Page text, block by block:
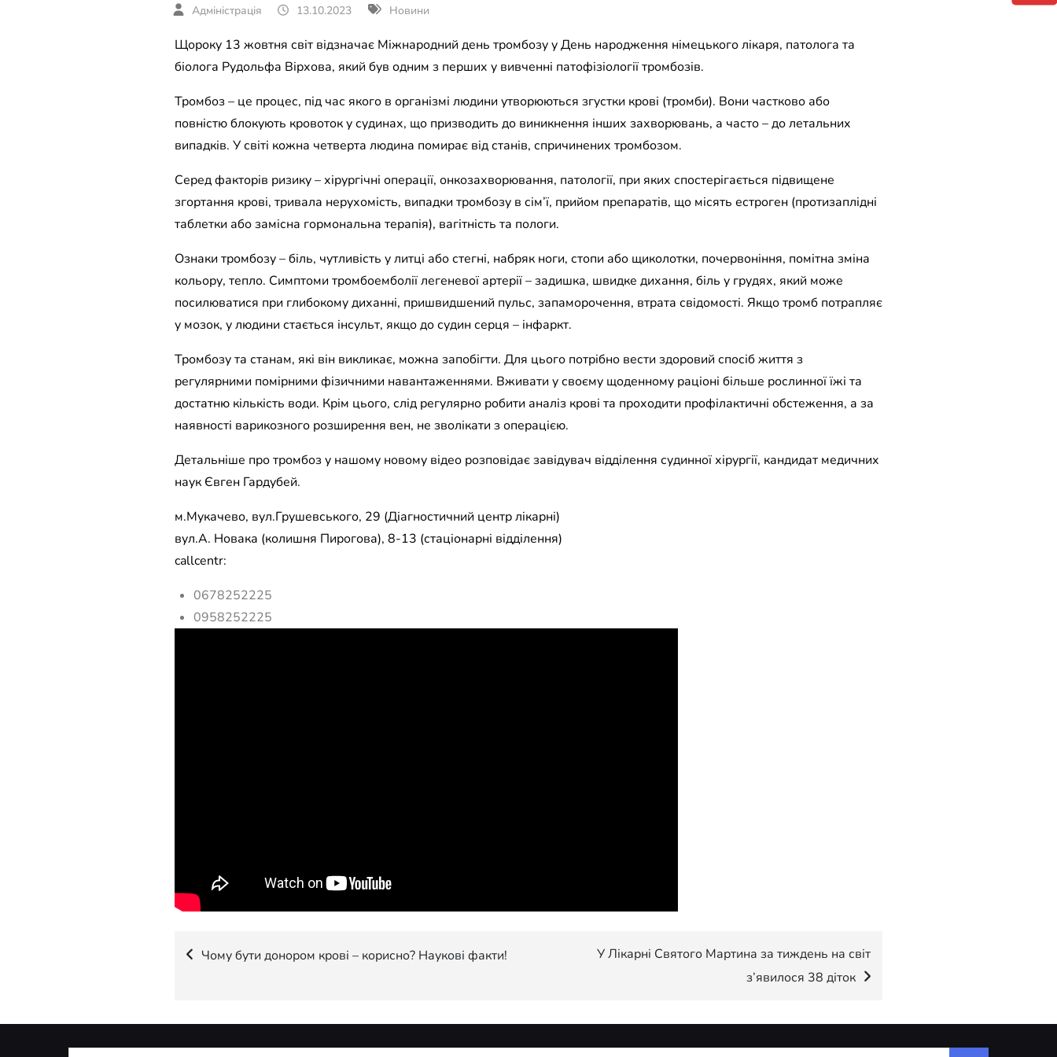
13.10.2023 Новини
Щороку 13 жовтня світ відзначає Міжнародний день тромбозу у День народження німецького лікаря, патолога та
біолога Рудольфа Вірхова, який був одним з перших у вивченні патофізіології тромбозів.
Тромбоз – це процес, під час якого в організмі людини утворюються згустки крові (тромби). Вони частково або
повністю блокують кровоток у судинах, що призводить до виникнення інших захворювань, а часто – до летальних
випадків. У світі кожна четверта людина помирає від станів, спричинених тромбозом.
Серед факторів ризику – хірургічні операції, онкозахворювання, патології, при яких спостерігається підвищене
згортання крові, тривала нерухомість, випадки тромбозу в сім’ї, прийом препаратів, що місять естроген (протизаплідні
таблетки або замісна гормональна терапія), вагітність та пологи.
Ознаки тромбозу – біль, чутливість у литці або стегні, набряк ноги, стопи або щиколотки, почервоніння, помітна зміна
кольору, тепло. Симптоми тромбоемболії легеневої артерії – задишка, швидке дихання, біль у грудях, який може
посилюватися при глибокому диханні, пришвидшений пульс, запаморочення, втрата свідомості. Якщо тромб потрапляє
у мозок, у людини стається інсульт, якщо до судин серця – інфаркт.
Тромбозу та станам, які він викликає, можна запобігти. Для цього потрібно вести здоровий спосіб життя з
регулярними помірними фізичними навантаженнями. Вживати у своєму щоденному раціоні більше рослинної їжі та
достатню кількість води. Крім цього, слід регулярно робити аналіз крові та проходити профілактичні обстеження, а за
наявності варикозного розширення вен, не зволікати з операцією.
Детальніше про тромбоз у нашому новому відео розповідає завідувач відділення судинної хірургії, кандидат медичних
наук Євген Гардубей.
м.Мукачево, вул.Грушевського, 29 (Діагностичний центр лікарні)
вул.А. Новака (колишня Пирогова), 8-13 (стаціонарні відділення)
callcentr:
0678252225
0958252225
Навігація
Чому бути донором крові – корисно? Наукові факти!
У Лікарні Святого Мартина за тиждень на світ
з’явилося 38 діток